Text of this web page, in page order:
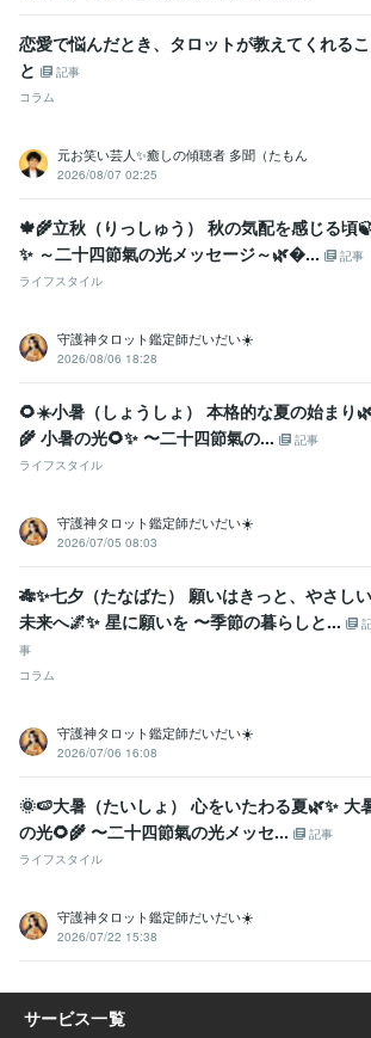
WordPress:2年 Excel:25年PowerPoint:25年
Canva:3年
法
HSP・HSS型HSPの方向けお悩み相談
職場の人間
談 １０代の子を持つ親の心理学 大人の発達障害
ング こころを整える心理・栄養セミナー
人間関係
心理学 恋愛 男性心理 夫婦関係
占い
オラクルカード
学歴
三重大学 1989年3月 ~ 1993年2月
語学力
恋愛で悩んだとき、タロットが教えてくれるこ
と
記事
コラム
元お笑い芸人✨癒しの傾聴者 多聞（たもん
2026/08/07 02:25
🍁🌾立秋（りっしゅう） 秋の気配を感じる頃
✨ ～二十四節氣の光メッセージ～🌿...
記事
ライフスタイル
守護神タロット鑑定師だいだい☀️
2026/08/06 18:28
🌻☀️小暑（しょうしょ） 本格的な夏の始まり
🌾 小暑の光🌻✨️ 〜二十四節氣の...
記事
ライフスタイル
守護神タロット鑑定師だいだい☀️
2026/07/05 08:03
🎋✨七夕（たなばた） 願いはきっと、やさしい
未来へ🌌✨ 星に願いを 〜季節の暮らしと...
記
事
コラム
守護神タロット鑑定師だいだい☀️
2026/07/06 16:08
🌞🍉大暑（たいしょ） 心をいたわる夏🌿✨ 大
の光🌻🌾 〜二十四節氣の光メッセ...
記事
ライフスタイル
守護神タロット鑑定師だいだい☀️
2026/07/22 15:38